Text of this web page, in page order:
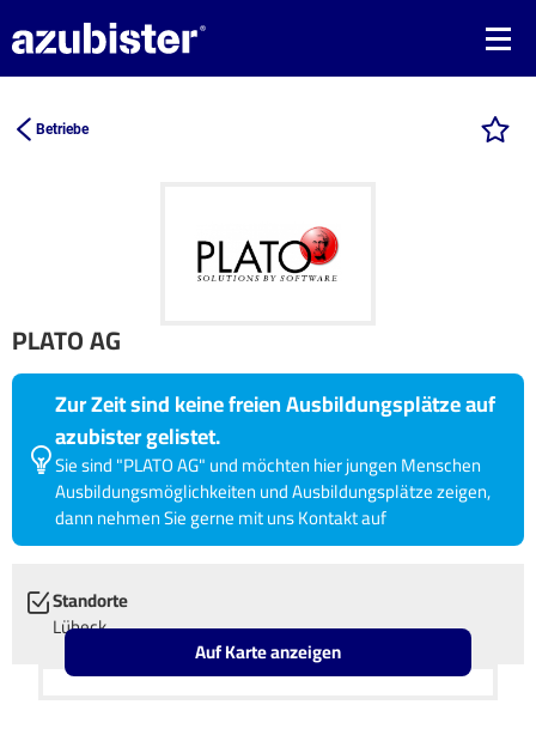
Betriebe
PLATO AG
Zur Zeit sind keine freien Ausbildungsplätze auf
azubister gelistet.
Sie sind "PLATO AG" und möchten hier jungen Menschen
Ausbildungsmöglichkeiten und Ausbildungsplätze zeigen,
dann nehmen Sie gerne mit uns Kontakt auf
Standorte
Lübeck
Leaflet OpenStreetMap2
Auf Karte anzeigen